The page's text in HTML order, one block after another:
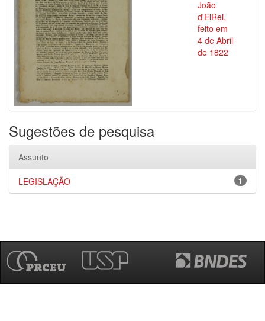
João
d'ElRei,
feito em
4 de Abril
de 1822
Sugestões de pesquisa
Assunto
1
LEGISLAÇÃO